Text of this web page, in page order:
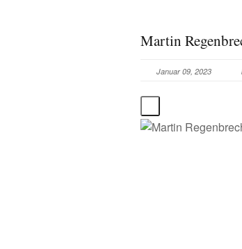
Martin
Januar 09, 2023